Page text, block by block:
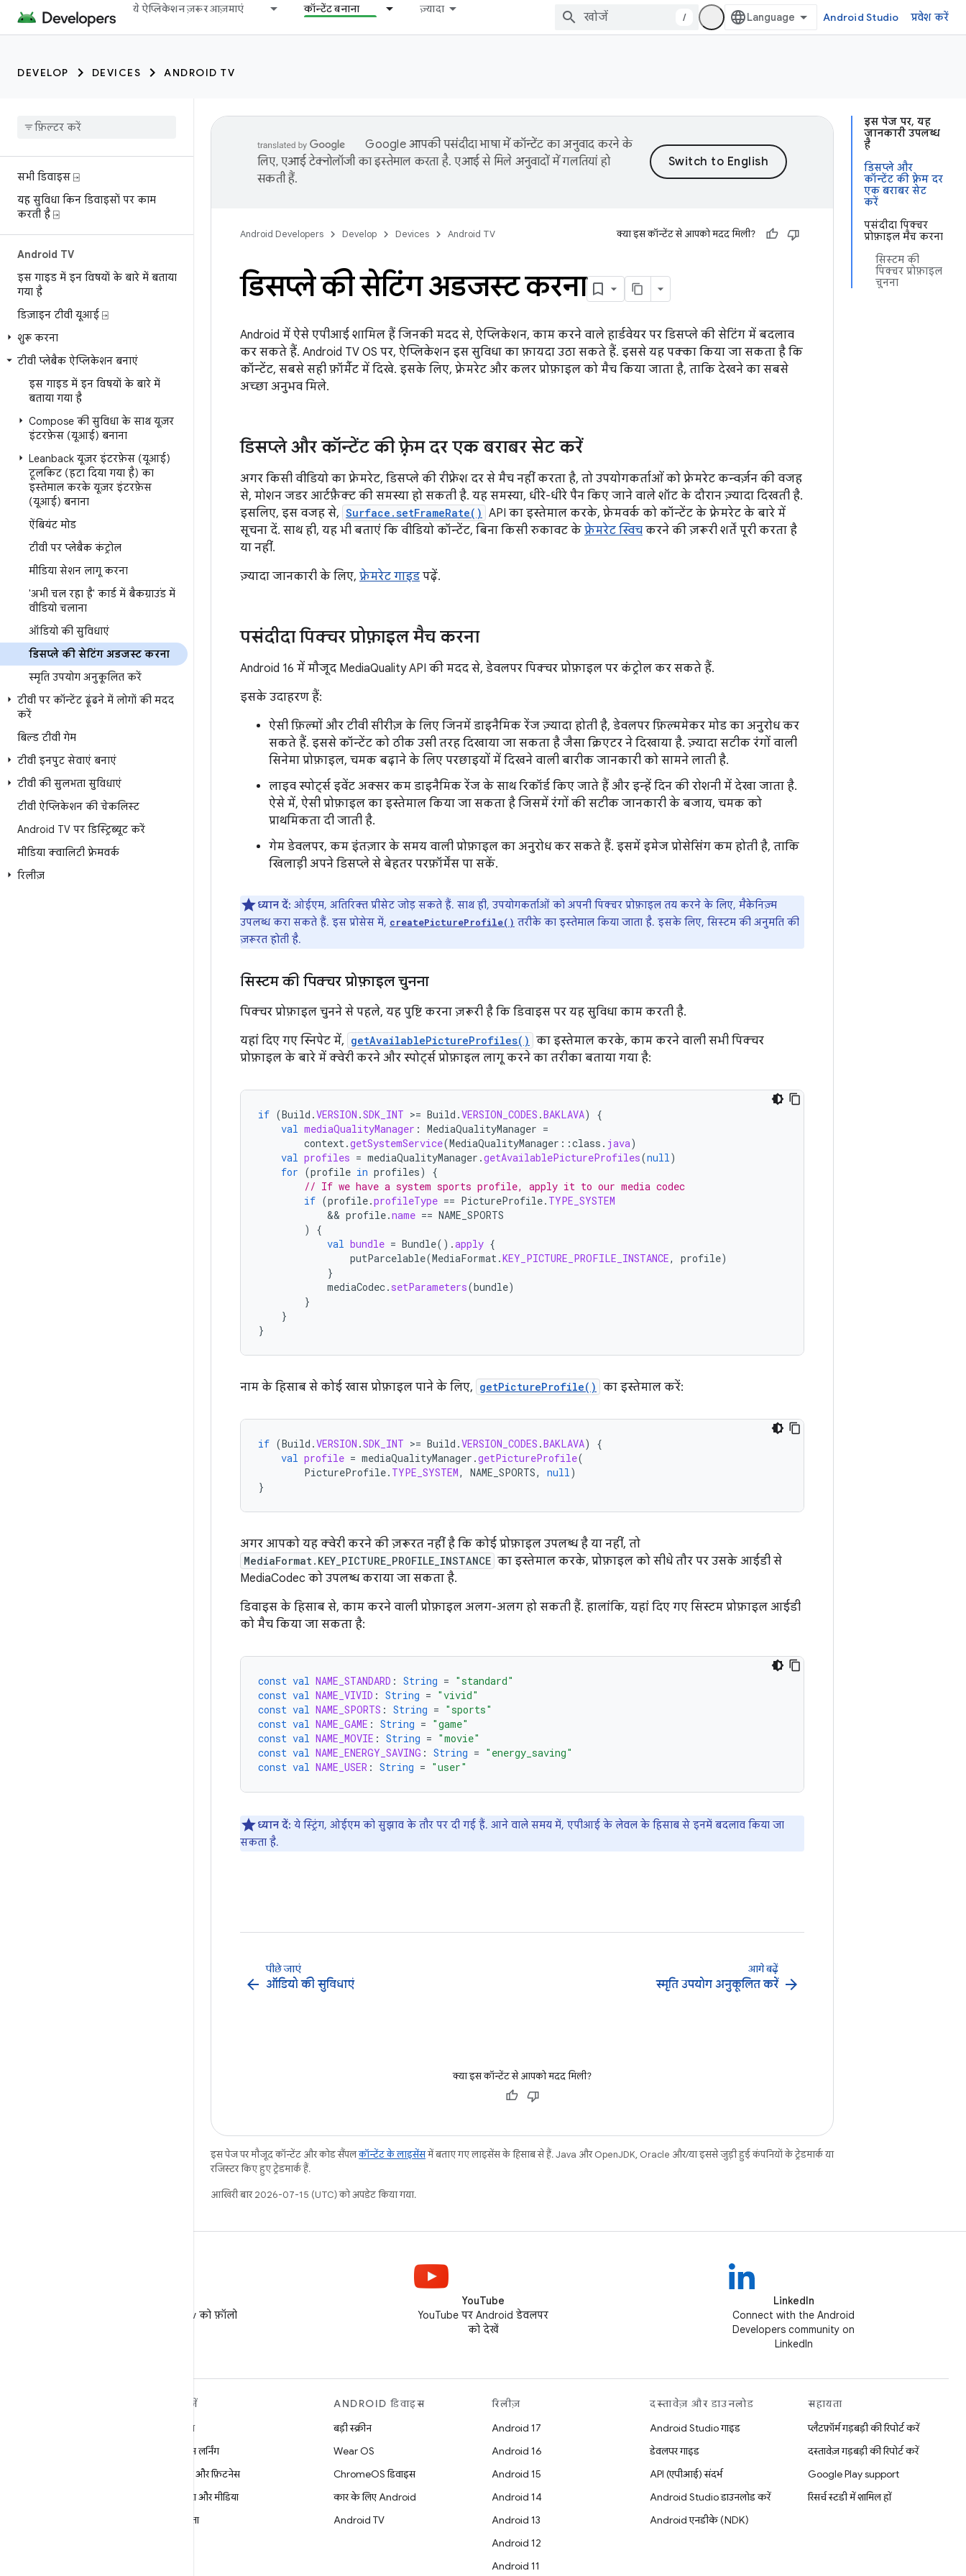
ये ऐप्लिकेशन ज़रूर आज़माएं कॉन्टेंट बनाना ज़्यादा
/ Android Studio प्रवेश करें
DEVELOP DEVICES ANDROID TV
सभी डिवाइस ⍈
यह सुविधा किन डिवाइसों पर काम
करती है ⍈
Android TV
इस गाइड में इन विषयों के बारे में बताया
गया है
डिज़ाइन टीवी यूआई ⍈
शुरू करना
टीवी प्लेबैक ऐप्लिकेशन बनाएं
इस गाइड में इन विषयों के बारे में
बताया गया है
Compose की सुविधा के साथ यूज़र
इंटरफ़ेस (यूआई) बनाना
Leanback यूज़र इंटरफ़ेस (यूआई)
टूलकिट (हटा दिया गया है) का
इस्तेमाल करके यूज़र इंटरफ़ेस
(यूआई) बनाना
ऐंबियंट मोड
टीवी पर प्लेबैक कंट्रोल
मीडिया सेशन लागू करना
'अभी चल रहा है' कार्ड में बैकग्राउंड में
वीडियो चलाना
ऑडियो की सुविधाएं
डिसप्ले की सेटिंग अडजस्ट करना
स्‍मृति उपयोग अनुकूलित करें
टीवी पर कॉन्टेंट ढूंढने में लोगों की मदद
करें
बिल्ड टीवी गेम
टीवी इनपुट सेवाएं बनाएं
टीवी की सुलभता सुविधाएं
टीवी ऐप्लिकेशन की चेकलिस्ट
Android TV पर डिस्ट्रिब्यूट करें
मीडिया क्वालिटी फ़्रेमवर्क
रिलीज़
इस पेज पर, यह
जानकारी उपलब्ध
है
डिसप्ले और
कॉन्टेंट की फ़्रेम दर
एक बराबर सेट
करें
पसंदीदा पिक्चर
प्रोफ़ाइल मैच करना
सिस्टम की
पिक्चर प्रोफ़ाइल
चुनना
Google आपकी पसंदीदा भाषा में कॉन्टेंट का अनुवाद करने के
लिए, एआई टेक्नोलॉजी का इस्तेमाल करता है. एआई से मिले अनुवादों में गलतियां हो
सकती हैं.
Android Developers Develop Devices Android TV क्या इस कॉन्टेंट से आपको मदद मिली?
डिसप्ले की सेटिंग अडजस्ट करना
Android में ऐसे एपीआई शामिल हैं जिनकी मदद से, ऐप्लिकेशन, काम करने वाले हार्डवेयर पर डिसप्ले की सेटिंग में बदलाव
कर सकते हैं. Android TV OS पर, ऐप्लिकेशन इस सुविधा का फ़ायदा उठा सकते हैं. इससे यह पक्का किया जा सकता है कि
कॉन्टेंट, सबसे सही फ़ॉर्मैट में दिखे. इसके लिए, फ़्रेमरेट और कलर प्रोफ़ाइल को मैच किया जाता है, ताकि देखने का सबसे
अच्छा अनुभव मिले.
डिसप्ले और कॉन्टेंट की फ़्रेम दर एक बराबर सेट करें
अगर किसी वीडियो का फ़्रेमरेट, डिसप्ले की रीफ़्रेश दर से मैच नहीं करता है, तो उपयोगकर्ताओं को फ़्रेमरेट कन्वर्ज़न की वजह
से, मोशन जडर आर्टफ़ैक्ट की समस्या हो सकती है. यह समस्या, धीरे-धीरे पैन किए जाने वाले शॉट के दौरान ज़्यादा दिखती है.
इसलिए, इस वजह से, Surface.setFrameRate() API का इस्तेमाल करके, फ़्रेमवर्क को कॉन्टेंट के फ़्रेमरेट के बारे में
सूचना दें. साथ ही, यह भी बताएं कि वीडियो कॉन्टेंट, बिना किसी रुकावट के फ़्रेमरेट स्विच करने की ज़रूरी शर्तें पूरी करता है
या नहीं.
ज़्यादा जानकारी के लिए, फ़्रेमरेट गाइड पढ़ें.
पसंदीदा पिक्चर प्रोफ़ाइल मैच करना
Android 16 में मौजूद MediaQuality API की मदद से, डेवलपर पिक्चर प्रोफ़ाइल पर कंट्रोल कर सकते हैं.
इसके उदाहरण हैं:
ऐसी फ़िल्मों और टीवी सीरीज़ के लिए जिनमें डाइनैमिक रेंज ज़्यादा होती है, डेवलपर फ़िल्ममेकर मोड का अनुरोध कर
सकते हैं. इससे कॉन्टेंट को ठीक उसी तरह दिखाया जा सकता है जैसा क्रिएटर ने दिखाया है. ज़्यादा सटीक रंगों वाली
सिनेमा प्रोफ़ाइल, चमक बढ़ाने के लिए परछाइयों में दिखने वाली बारीक जानकारी को सामने लाती है.
लाइव स्पोर्ट्स इवेंट अक्सर कम डाइनैमिक रेंज के साथ रिकॉर्ड किए जाते हैं और इन्हें दिन की रोशनी में देखा जाता है.
ऐसे में, ऐसी प्रोफ़ाइल का इस्तेमाल किया जा सकता है जिसमें रंगों की सटीक जानकारी के बजाय, चमक को
प्राथमिकता दी जाती है.
गेम डेवलपर, कम इंतज़ार के समय वाली प्रोफ़ाइल का अनुरोध कर सकते हैं. इसमें इमेज प्रोसेसिंग कम होती है, ताकि
खिलाड़ी अपने डिसप्ले से बेहतर परफ़ॉर्मेंस पा सकें.
ध्यान दें: ओईएम, अतिरिक्त प्रीसेट जोड़ सकते हैं. साथ ही, उपयोगकर्ताओं को अपनी पिक्चर प्रोफ़ाइल तय करने के लिए, मैकेनिज़्म
उपलब्ध करा सकते हैं. इस प्रोसेस में, createPictureProfile() तरीके का इस्तेमाल किया जाता है. इसके लिए, सिस्टम की अनुमति की
ज़रूरत होती है.
सिस्टम की पिक्चर प्रोफ़ाइल चुनना
पिक्चर प्रोफ़ाइल चुनने से पहले, यह पुष्टि करना ज़रूरी है कि डिवाइस पर यह सुविधा काम करती है.
यहां दिए गए स्निपेट में, getAvailablePictureProfiles() का इस्तेमाल करके, काम करने वाली सभी पिक्चर
प्रोफ़ाइल के बारे में क्वेरी करने और स्पोर्ट्स प्रोफ़ाइल लागू करने का तरीका बताया गया है:
if (Build .VERSION .SDK_INT >= Build .VERSION_CODES .BAKLAVA)
{
val mediaQualityManager : MediaQualityManager =
context.getSystemService(MediaQualityManager ::class . java)
val profiles = mediaQualityManager .getAvailablePictureProfiles(null)
for (profile in profiles)
{
// If we have a system sports profile, apply it to our media codec
if (profile.profileType == PictureProfile. TYPE_SYSTEM
            &&
profile.name == NAME_SPORTS
)
{
val bundle = Bundle().apply {
putParcelable(MediaFormat.KEY_PICTURE_PROFILE_INSTANCE, profile)
}
mediaCodec. setParameters(bundle)
}
}
}
नाम के हिसाब से कोई खास प्रोफ़ाइल पाने के लिए, getPictureProfile() का इस्तेमाल करें:
if (Build .VERSION .SDK_INT >= Build .VERSION_CODES .BAKLAVA)
{
val profile = mediaQualityManager .getPictureProfile(
PictureProfile. TYPE_SYSTEM, NAME_SPORTS, null)
}
अगर आपको यह क्वेरी करने की ज़रूरत नहीं है कि कोई प्रोफ़ाइल उपलब्ध है या नहीं, तो
MediaFormat.KEY_PICTURE_PROFILE_INSTANCE का इस्तेमाल करके, प्रोफ़ाइल को सीधे तौर पर उसके आईडी से
MediaCodec को उपलब्ध कराया जा सकता है.
डिवाइस के हिसाब से, काम करने वाली प्रोफ़ाइल अलग-अलग हो सकती हैं. हालांकि, यहां दिए गए सिस्टम प्रोफ़ाइल आईडी
को मैच किया जा सकता है:
const val NAME_STANDARD : String = "standard"
const val NAME_VIVID : String = "vivid"
const val NAME_SPORTS : String = "sports"
const val NAME_GAME : String = "game"
const val NAME_MOVIE : String = "movie"
const val NAME_ENERGY_SAVING : String = "energy_saving"
const val NAME_USER : String = "user"
ध्यान दें: ये स्ट्रिंग, ओईएम को सुझाव के तौर पर दी गई हैं. आने वाले समय में, एपीआई के लेवल के हिसाब से इनमें बदलाव किया जा
सकता है.
पीछे जाएं
arrow_back ऑडियो की सुविधाएं
आगे बढ़ें
स्‍मृति उपयोग अनुकूलित करें arrow_forward
क्या इस कॉन्टेंट से आपको मदद मिली?
इस पेज पर मौजूद कॉन्टेंट और कोड सैंपलकॉन्टेंट के लाइसेंसमें बताए गए लाइसेंस के हिसाब से हैं. Java और OpenJDK, Oracle और/या इससे जुड़ी हुई कंपनियों के ट्रेडमार्क या
रजिस्टर किए हुए ट्रेडमार्क हैं.
आखिरी बार 2026-07-15 (UTC) को अपडेट किया गया.
X पर @AndroidDev को फ़ॉलो
YouTube
YouTube पर Android डेवलपर
को देखें
LinkedIn
Connect with the Android
Developers community on
LinkedIn
खोजें
गेमिंग
मशीन लर्निंग
सेहत और फ़िटनेस
कैमरा और मीडिया
निजता
ANDROID डिवाइस
बड़ी स्क्रीन
Wear OS
ChromeOS डिवाइस
कार के लिए Android
Android TV
रिलीज़
Android 17
Android 16
Android 15
Android 14
Android 13
Android 12
Android 11
दस्तावेज़ और डाउनलोड
Android Studio गाइड
डेवलपर गाइड
API (एपीआई) संदर्भ
Android Studio डाउनलोड करें
Android एनडीके (NDK)
सहायता
प्लैटफ़ॉर्म गड़बड़ी की रिपोर्ट करें
दस्तावेज़ गड़बड़ी की रिपोर्ट करें
Google Play support
रिसर्च स्टडी में शामिल हों